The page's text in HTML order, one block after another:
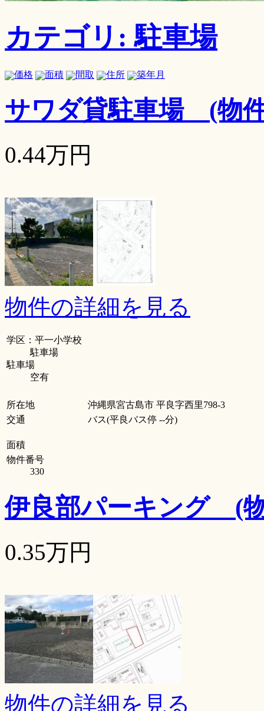
カテゴリ: 駐車場
価格 面積 間取 住所 築年月
サワダ貸駐車場 (物
0.44万円
物件の詳細を見る
学区：平一小学校
駐車場
駐車場
空有
所在地
沖縄県宮古島市 平良字西里798-3
交通
バス(平良バス停 --分)
面積
物件番号
330
伊良部パーキング (
0.35万円
物件の詳細を見る